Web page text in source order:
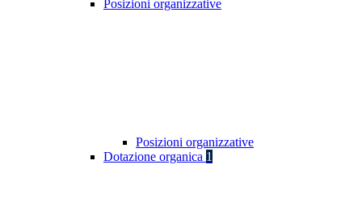
Posizioni organizzative
Posizioni organizzative
Dotazione organica 1